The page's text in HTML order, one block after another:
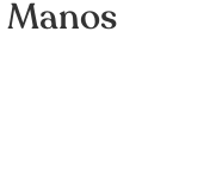
Manos